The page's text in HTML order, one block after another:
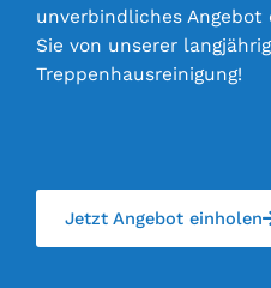
unverbindliches
Sie von unserer
Treppenhausreinigung!
Jetzt Angebot einholen